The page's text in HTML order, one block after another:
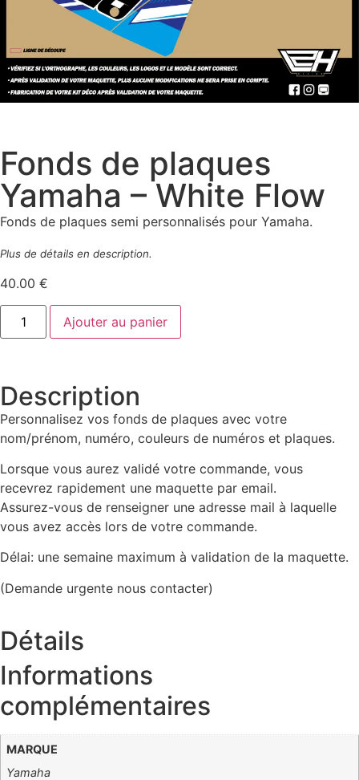
Fonds de plaques
Yamaha – White Flow
Fonds de plaques semi personnalisés pour Yamaha.
Plus de détails en description.
40.00 €
Ajouter au panier
Description
Personnalisez vos fonds de plaques avec votre
nom/prénom, numéro, couleurs de numéros et plaques.
Lorsque vous aurez validé votre commande, vous
recevrez rapidement une maquette par email.
Assurez-vous de renseigner une adresse mail à laquelle
vous avez accès lors de votre commande.
Délai: une semaine maximum à validation de la maquette.
(Demande urgente nous contacter)
Détails
Informations
complémentaires
MARQUE
Yamaha